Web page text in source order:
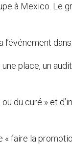
à Mexico. Le
place, un
du curé » et
faire la